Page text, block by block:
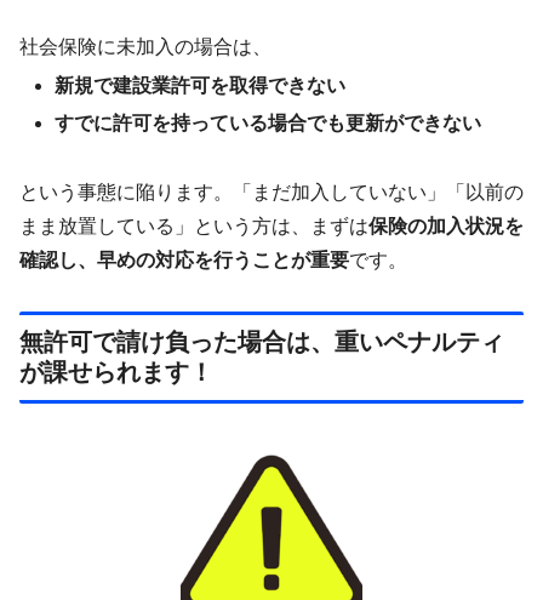
社会保険に未加入の場合は、
新規で建設業許可を取得できない
すでに許可を持っている場合でも更新ができない
という事態に陥ります。「まだ加入していない」「以前の
まま放置している」という方は、まずは保険の加入状況を
確認し、早めの対応を行うことが重要です。
無許可で請け負った場合は、重いペナルティ
が課せられます！